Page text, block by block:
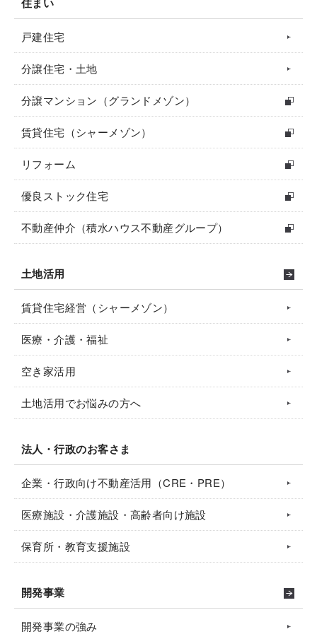
戸建住宅
分譲住宅・土地
分譲マンション（グランドメゾン）
賃貸住宅（シャーメゾン）
リフォーム
優良ストック住宅
不動産仲介（積水ハウス不動産グループ）
土地活用
賃貸住宅経営（シャーメゾン）
医療・介護・福祉
空き家活用
土地活用でお悩みの方へ
法人・行政のお客さま
企業・行政向け不動産活用（CRE・PRE）
医療施設・介護施設・高齢者向け施設
保育所・教育支援施設
開発事業
開発事業の強み